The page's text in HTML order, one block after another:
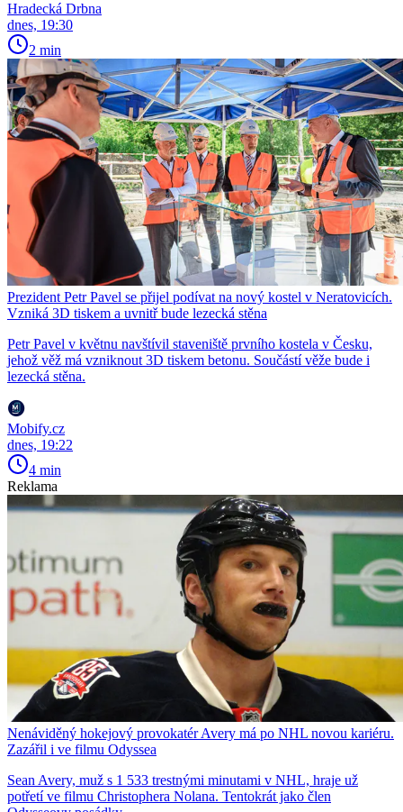
Hradecká Drbna
dnes, 19:30
2 min
Prezident Petr Pavel se přijel podívat na nový kostel v Neratovicích.
Vzniká 3D tiskem a uvnitř bude lezecká stěna
Petr Pavel v květnu navštívil staveniště prvního kostela v Česku,
jehož věž má vzniknout 3D tiskem betonu. Součástí věže bude i
lezecká stěna.
Mobify.cz
dnes, 19:22
4 min
Reklama
Nenáviděný hokejový provokatér Avery má po NHL novou kariéru.
Zazářil i ve filmu Odyssea
Sean Avery, muž s 1 533 trestnými minutami v NHL, hraje už
potřetí ve filmu Christophera Nolana. Tentokrát jako člen